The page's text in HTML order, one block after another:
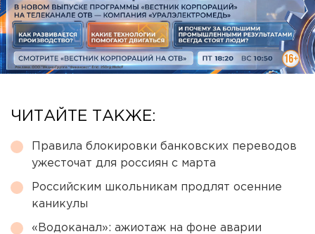
ЧИТАЙТЕ ТАКЖЕ:
Правила блокировки банковских переводов
ужесточат для россиян с марта
Российским школьникам продлят осенние
каникулы
«Водоканал»: ажиотаж на фоне аварии